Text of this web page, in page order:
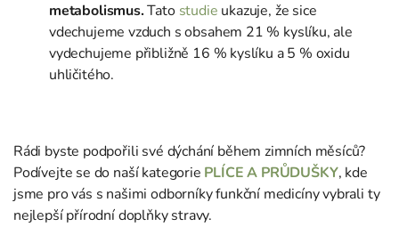
metabolismus.Tato studie ukazuje, že sice
vdechujeme vzduch s obsahem 21 % kyslíku, ale
vydechujeme přibližně 16 % kyslíku a 5 % oxidu
uhličitého.
Rádi byste podpořili své dýchání během zimních měsíců?
Podívejte se do naší kategorie PLÍCE A PRŮDUŠKY, kde
jsme pro vás s našimi odborníky funkční medicíny vybrali ty
nejlepší přírodní doplňky stravy.